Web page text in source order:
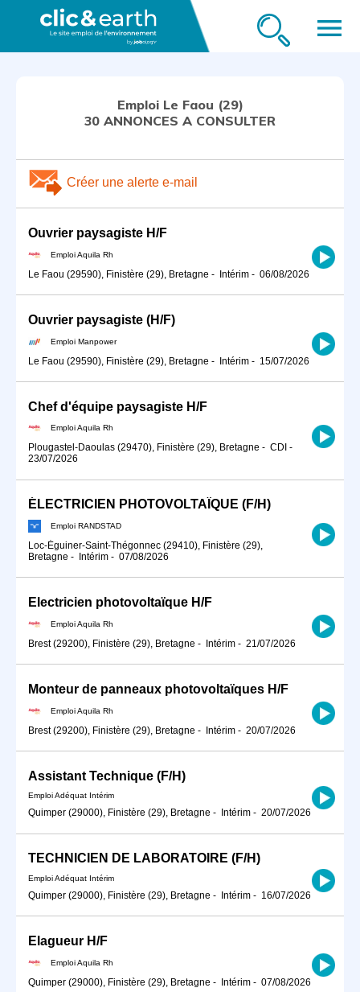
menu
Emploi Le Faou (29)
30 ANNONCES A CONSULTER
Créer une alerte e-mail
Ouvrier paysagiste H/F
Emploi Aquila Rh
Le Faou (29590), Finistère (29), Bretagne - Intérim - 06/08/2026
Ouvrier paysagiste (H/F)
Emploi Manpower
Le Faou (29590), Finistère (29), Bretagne - Intérim - 15/07/2026
Chef d'équipe paysagiste H/F
Emploi Aquila Rh
Plougastel-Daoulas (29470), Finistère (29), Bretagne - CDI -
23/07/2026
ÉLECTRICIEN PHOTOVOLTAÏQUE (F/H)
Emploi RANDSTAD
Loc-Éguiner-Saint-Thégonnec (29410), Finistère (29),
Bretagne - Intérim - 07/08/2026
Electricien photovoltaïque H/F
Emploi Aquila Rh
Brest (29200), Finistère (29), Bretagne - Intérim - 21/07/2026
Monteur de panneaux photovoltaïques H/F
Emploi Aquila Rh
Brest (29200), Finistère (29), Bretagne - Intérim - 20/07/2026
Assistant Technique (F/H)
Emploi Adéquat Intérim
Quimper (29000), Finistère (29), Bretagne - Intérim - 20/07/2026
TECHNICIEN DE LABORATOIRE (F/H)
Emploi Adéquat Intérim
Quimper (29000), Finistère (29), Bretagne - Intérim - 16/07/2026
Elagueur H/F
Emploi Aquila Rh
Quimper (29000), Finistère (29), Bretagne - Intérim - 07/08/2026